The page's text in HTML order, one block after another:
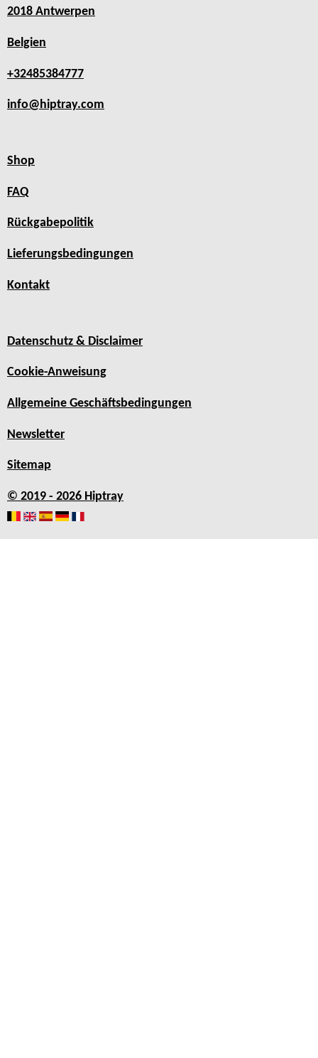
2018 Antwerpen
Belgien
+32485384777
info@hiptray.com
Shop
FAQ
Rückgabepolitik
Lieferungsbedingungen
Kontakt
Datenschutz & Disclaimer
Cookie-Anweisung
Allgemeine Geschäftsbedingungen
Newsletter
Sitemap
© 2019 - 2026 Hiptray